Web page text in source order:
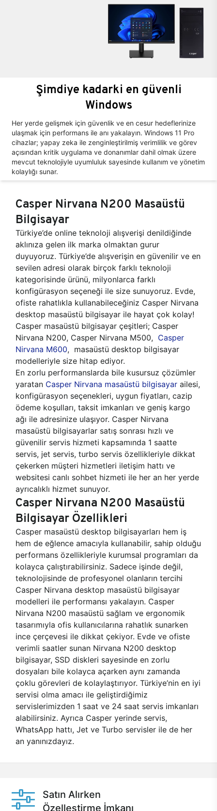
Şimdiye kadarki en güvenli
Windows
Her yerde gelişmek için güvenlik ve en cesur hedeflerinize
ulaşmak için performans ile anı yakalayın. Windows 11 Pro
cihazlar; yapay zeka ile zenginleştirilmiş verimlilik ve görev
açısından kritik uygulama ve donanımlar dahil olmak üzere
mevcut teknolojiyle uyumluluk sayesinde kullanım ve yönetim
kolaylığı sunar.
Casper Nirvana N200 Masaüstü
Bilgisayar
Türkiye’de online teknoloji alışverişi denildiğinde
aklınıza gelen ilk marka olmaktan gurur
duyuyoruz. Türkiye’de alışverişin en güvenilir ve en
sevilen adresi olarak birçok farklı teknoloji
kategorisinde ürünü, milyonlarca farklı
konfigürasyon seçeneği ile size sunuyoruz. Evde,
ofiste rahatlıkla kullanabileceğiniz Casper Nirvana
desktop masaüstü bilgisayar ile hayat çok kolay!
Casper masaüstü bilgisayar çeşitleri; Casper
Nirvana N200, Casper Nirvana M500, Casper
Nirvana M600, masaüstü desktop bilgisayar
modelleriyle size hitap ediyor.
En zorlu performanslarda bile kusursuz çözümler
yaratan Casper Nirvana masaüstü bilgisayar ailesi,
konfigürasyon seçenekleri, uygun fiyatları, cazip
ödeme koşulları, taksit imkanları ve geniş kargo
ağı ile adresinize ulaşıyor. Casper Nirvana
masaüstü bilgisayarlar satış sonrası hızlı ve
güvenilir servis hizmeti kapsamında 1 saatte
servis, jet servis, turbo servis özellikleriyle dikkat
çekerken müşteri hizmetleri iletişim hattı ve
websitesi canlı sohbet hizmeti ile her an her yerde
ayrıcalıklı hizmet sunuyor.
Casper Nirvana N200 Masaüstü
Bilgisayar Özellikleri
Casper masaüstü desktop bilgisayarları hem iş
hem de eğlence amacıyla kullanabilir, sahip olduğu
performans özellikleriyle kurumsal programları da
kolayca çalıştırabilirsiniz. Sadece işinde değil,
teknolojisinde de profesyonel olanların tercihi
Casper Nirvana desktop masaüstü bilgisayar
modelleri ile performansı yakalayın. Casper
Nirvana N200 masaüstü sağlam ve ergonomik
tasarımıyla ofis kullanıcılarına rahatlık sunarken
ince çerçevesi ile dikkat çekiyor. Evde ve ofiste
verimli saatler sunan Nirvana N200 desktop
bilgisayar, SSD diskleri sayesinde en zorlu
dosyaları bile kolayca açarken aynı zamanda
çoklu görevleri de kolaylaştırıyor. Türkiye’nin en iyi
servisi olma amacı ile geliştirdiğimiz
servislerimizden 1 saat ve 24 saat servis imkanları
alabilirsiniz. Ayrıca Casper yerinde servis,
WhatsApp hattı, Jet ve Turbo servisler ile de her
an yanınızdayız.
Satın Alırken
Özelleştirme İmkanı